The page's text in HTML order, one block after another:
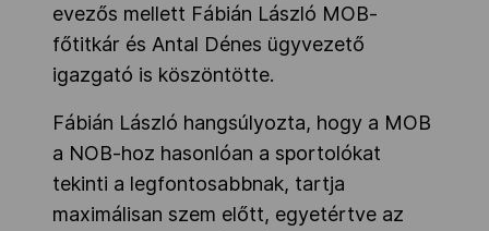
evezős mellett Fábián László MOB-
főtitkár és Antal Dénes ügyvezető
igazgató is köszöntötte.
Fábián László hangsúlyozta, hogy a MOB
a NOB-hoz hasonlóan a sportolókat
tekinti a legfontosabbnak, tartja
maximálisan szem előtt, egyetértve az